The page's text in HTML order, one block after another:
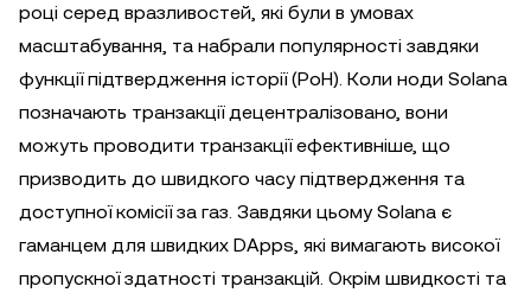
році серед вразливостей, які були в умовах
масштабування, та набрали популярності завдяки
функції підтвердження історії (PoH). Коли ноди Solana
позначають транзакції децентралізовано, вони
можуть проводити транзакції ефективніше, що
призводить до швидкого часу підтвердження та
доступної комісії за газ. Завдяки цьому Solana є
гаманцем для швидких DApps, які вимагають високої
пропускної здатності транзакцій. Окрім швидкості та